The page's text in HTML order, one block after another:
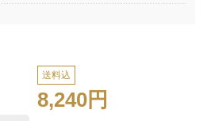
送料込
8,240円